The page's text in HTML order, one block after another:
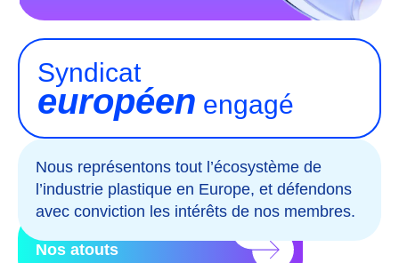
Nos atouts
Syndicat
européen engagé
Nous représentons tout l’écosystème de
l’industrie plastique en Europe, et défendons
avec conviction les intérêts de nos membres.